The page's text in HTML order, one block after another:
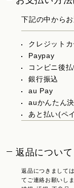
下記の中からお
クレジット
Paypay
コンビニ後
銀行振込
au Pay
auかんたん
あと払い(ペ
返品について
返品につきまして
てご連絡お願いしま